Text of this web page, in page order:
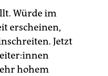
Würde im
erscheinen,
Jetzt
hohem